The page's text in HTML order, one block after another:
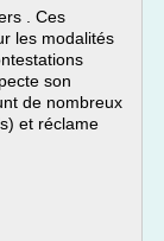
. Ces
les modalités
son
de nombreux
et réclame